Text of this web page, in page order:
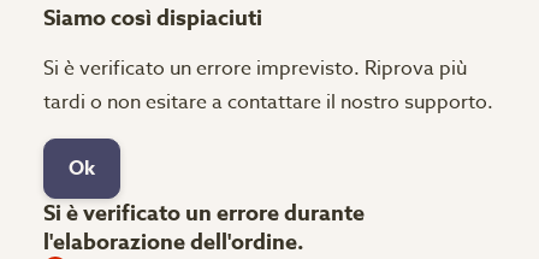
Siamo così dispiaciuti
Si è verificato un errore imprevisto. Riprova più
tardi o non esitare a contattare il nostro supporto.
Ok
Si è verificato un errore durante
l'elaborazione dell'ordine.